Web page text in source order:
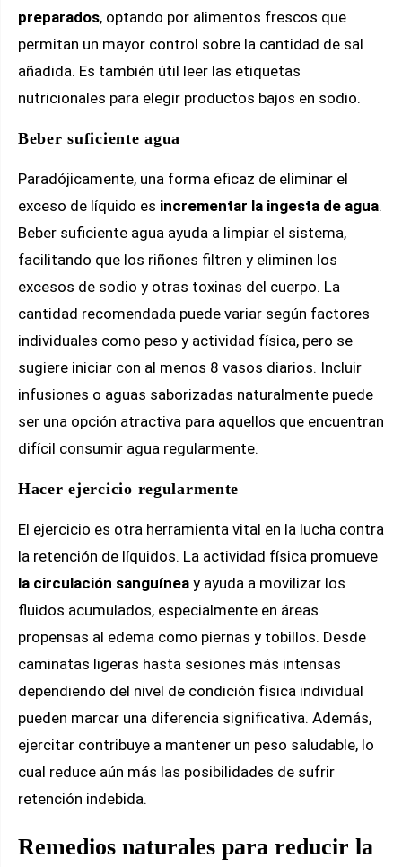
preparados, optando por alimentos frescos que
permitan un mayor control sobre la cantidad de sal
añadida. Es también útil leer las etiquetas
nutricionales para elegir productos bajos en sodio.
Beber suficiente agua
Paradójicamente, una forma eficaz de eliminar el
exceso de líquido es incrementar la ingesta de agua.
Beber suficiente agua ayuda a limpiar el sistema,
facilitando que los riñones filtren y eliminen los
excesos de sodio y otras toxinas del cuerpo. La
cantidad recomendada puede variar según factores
individuales como peso y actividad física, pero se
sugiere iniciar con al menos 8 vasos diarios. Incluir
infusiones o aguas saborizadas naturalmente puede
ser una opción atractiva para aquellos que encuentran
difícil consumir agua regularmente.
Hacer ejercicio regularmente
El ejercicio es otra herramienta vital en la lucha contra
la retención de líquidos. La actividad física promueve
la circulación sanguínea y ayuda a movilizar los
fluidos acumulados, especialmente en áreas
propensas al edema como piernas y tobillos. Desde
caminatas ligeras hasta sesiones más intensas
dependiendo del nivel de condición física individual
pueden marcar una diferencia significativa. Además,
ejercitar contribuye a mantener un peso saludable, lo
cual reduce aún más las posibilidades de sufrir
retención indebida.
Remedios naturales para reducir la